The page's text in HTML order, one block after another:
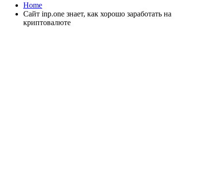
Home
Сайт inp.one знает, как хорошо заработать на
криптовалюте